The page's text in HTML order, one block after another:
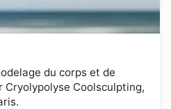
du corps et de
Cryolypolyse Coolsculpting,